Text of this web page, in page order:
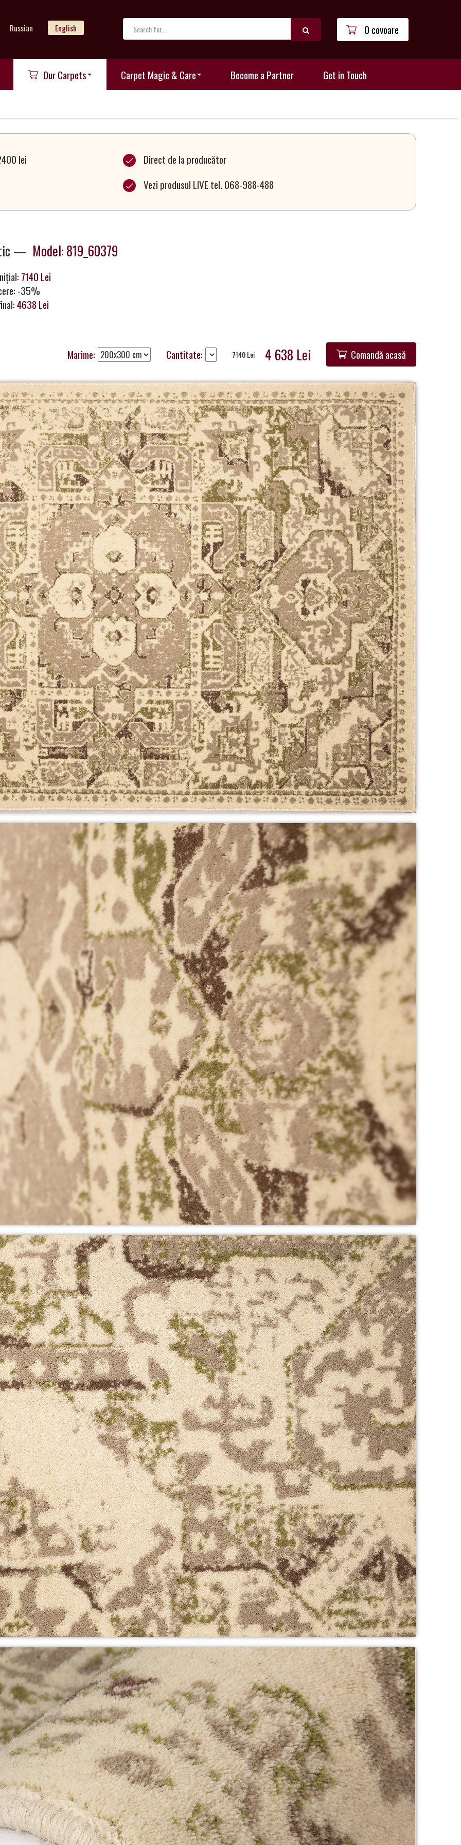
Russian English 0 covoare
Our Carpets Carpet Magic & Care Become a Partner Get in Touch
lei
Direct de la producător
Vezi produsul LIVE tel. 068-988-488
— Model: 819_60379
7140 Lei
-35%
4638 Lei
Marime: Cantitate: 7140 Lei 4 638 Lei Comandă acasă